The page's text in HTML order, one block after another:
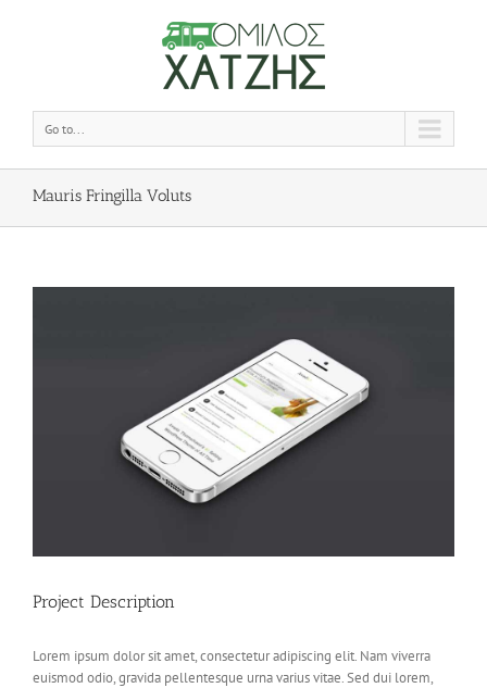
Go to...
Mauris Fringilla Voluts
Project Description
Lorem ipsum dolor sit amet, consectetur adipiscing elit. Nam viverra
euismod odio, gravida pellentesque urna varius vitae. Sed dui lorem,